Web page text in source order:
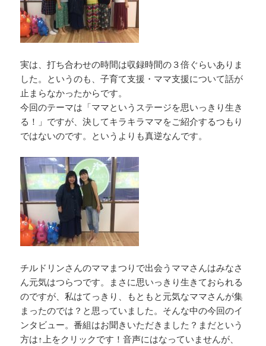
実は、打ち合わせの時間は収録時間の３倍ぐらいありま
した。というのも、子育て支援・ママ支援について話が
止まらなかったからです。
今回のテーマは「ママというステージを思いっきり生き
る！」ですが、決してキラキラママをご紹介するつもり
ではないのです。というよりも真逆なんです。
チルドリンさんのママまつりで出会うママさんはみなさ
ん元気はつらつです。まさに思いっきり生きておられる
のですが、私はてっきり、もともと元気なママさんが集
まったのでは？と思っていました。そんな中の今回のイ
ンタビュー。番組はお聞きいただきました？まだという
方は↑上をクリックです！音声にはなっていませんが、